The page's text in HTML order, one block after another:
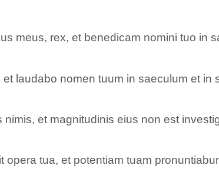
meus, rex, et benedicam nomini tuo in
laudabo nomen tuum in saeculum et in
et magnitudinis eius non est
opera tua, et potentiam tuam